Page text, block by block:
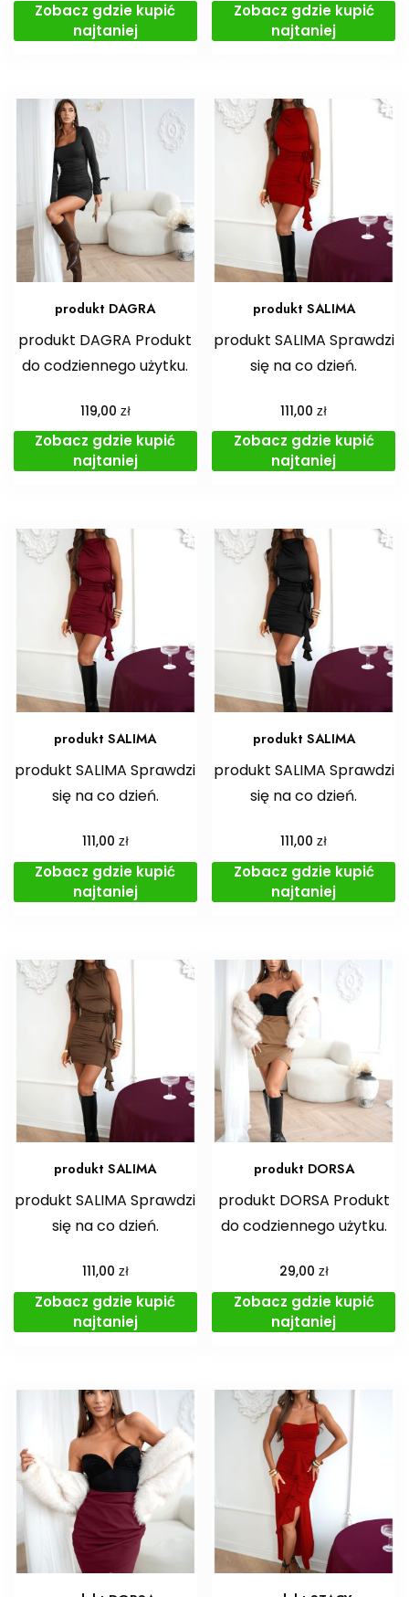
Zobacz gdzie kupić
najtaniej
Zobacz gdzie kupić
najtaniej
produkt DAGRA
produkt DAGRA Produkt
do codziennego użytku.
119,00 zł
Zobacz gdzie kupić
najtaniej
produkt SALIMA
produkt SALIMA Sprawdzi
się na co dzień.
111,00zł
Zobacz gdzie kupić
najtaniej
produkt SALIMA
produkt SALIMA Sprawdzi
się na co dzień.
111,00 zł
Zobacz gdzie kupić
najtaniej
produkt SALIMA
produkt SALIMA Sprawdzi
się na co dzień.
111,00zł
Zobacz gdzie kupić
najtaniej
produkt SALIMA
produkt SALIMA Sprawdzi
się na co dzień.
111,00 zł
Zobacz gdzie kupić
najtaniej
produkt DORSA
produkt DORSA Produkt
do codziennego użytku.
29,00 zł
Zobacz gdzie kupić
najtaniej